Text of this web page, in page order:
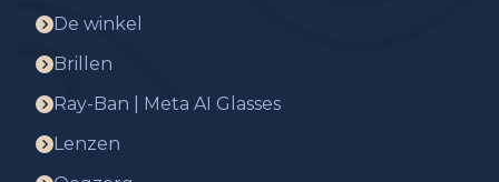
De winkel
Brillen
Ray-Ban | Meta AI Glasses
Lenzen